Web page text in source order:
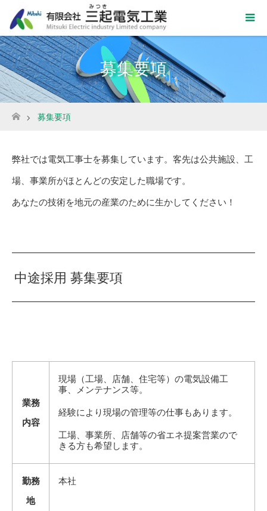
募集要項
ホーム
募集要項
弊社では電気工事士を募集しています。客先は公共施設、工
場、事業所がほとんどの安定した職場です。
あなたの技術を地元の産業のために生かしてください！
中途採用 募集要項
業務
内容
現場（工場、店舗、住宅等）の電気設備工
事、メンテナンス等。
経験により現場の管理等の仕事もあります。
工場、事業所、店舗等の省エネ提案営業ので
きる方も希望します。
勤務
地
本社